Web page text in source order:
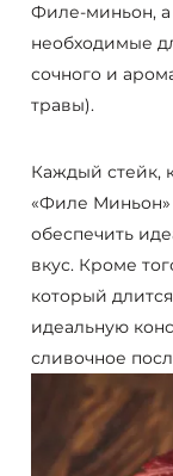
Филе-миньон,
необходимые
сочного и
травы).
Каждый стейк,
«Филе Миньон»
обеспечить
вкус. Кроме
который
идеальную
сливочное